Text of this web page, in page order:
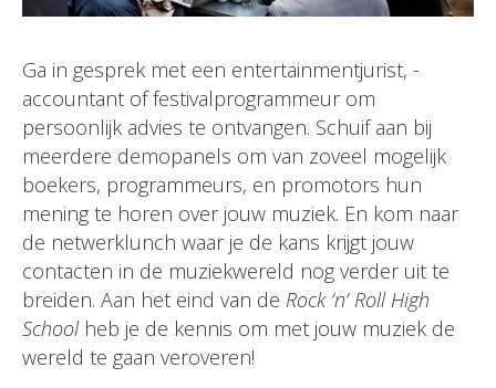
Ga in gesprek met een entertainmentjurist, -
accountant of festivalprogrammeur om
persoonlijk advies te ontvangen. Schuif aan bij
meerdere demopanels om van zoveel mogelijk
boekers, programmeurs, en promotors hun
mening te horen over jouw muziek. En kom naar
de netwerklunch waar je de kans krijgt jouw
contacten in de muziekwereld nog verder uit te
breiden. Aan het eind van de Rock ‘n’ Roll High
Schoolheb je de kennis om met jouw muziek de
wereld te gaan veroveren!